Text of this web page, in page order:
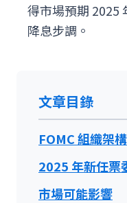
得市場預期 2025
降息步調。
文章目錄
FOMC 組織架構
2025 年新任票
市場可能影響